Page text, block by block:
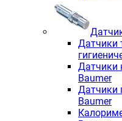
Датчики
Датчики
Baumer
Датчики
Baumer